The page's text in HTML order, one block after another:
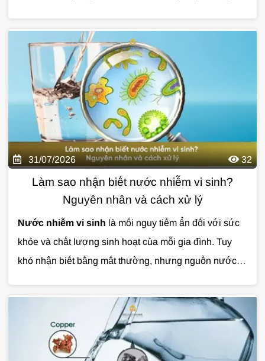
thọ đường ống, bình nóng lạnh và chất lượng sinh
hoạt hằng ngày. Nếu không được xử lý đúng cách,
nước đóng cặn có thể khiến bạn tốn nhiều chi phí sửa
chữa về lâu dài. Cùng Giải Pháp Nước tìm hiểu chi tiết
qua bài viết dưới đây.
31/07/2026 32
Làm sao nhận biết nước nhiễm vi sinh?
Nguyên nhân và cách xử lý
Nước nhiễm vi sinh là mối nguy tiềm ẩn đối với sức
khỏe và chất lượng sinh hoạt của mỗi gia đình. Tuy
khó nhận biết bằng mắt thường, nhưng nguồn nước ô
lý kịp thời.Cùng Giải Pháp Nước tìm hiểu chi tiết về
nguyên nhân, dấu hiệu nhận biết và giải pháp xử lý
nước nhiễm vi sinh hiệu quả qua bài viết dưới đây.